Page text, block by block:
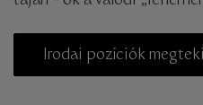
Irodai pozíciók